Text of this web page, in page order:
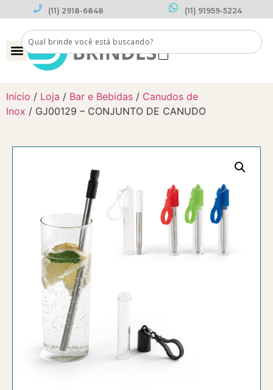
(11) 2918-6848 (11) 91959-5224
Início / Loja / Bar e Bebidas / Canudos de
Inox / GJ00129 – CONJUNTO DE CANUDO